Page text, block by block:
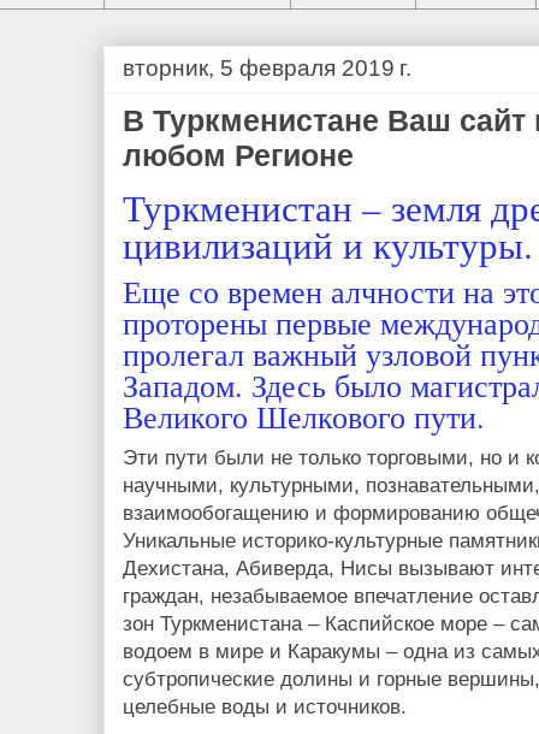
вторник, 5 февраля 2019 г.
В Туркменистане Ваш
любом Регионе
Туркменистан – земля
цивилизаций и культуры.
Еще со времен алчности на
проторены первые
пролегал важный узловой
Западом. Здесь было
Великого Шелкового пути.
Эти пути были не только торговыми, но и
научными, культурными,
взаимообогащению и формированию
Уникальные историко-культурные
Дехистана, Абиверда, Нисы вызывают
граждан, незабываемое впечатление
зон Туркменистана – Каспийское море –
водоем в мире и Каракумы – одна из
субтропические долины и горные
целебные воды и источников.